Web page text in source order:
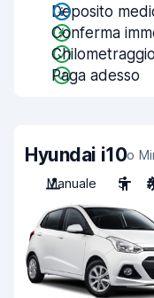
Deposito
Conferma
Paga adesso
Hyundai i10o
Manuale
5